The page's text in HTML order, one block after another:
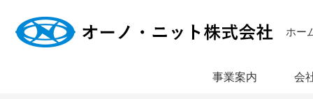
事業案内 会
ホー